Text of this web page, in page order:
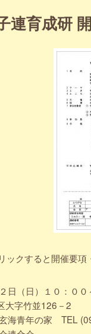
連育成研
ックすると開催要項
日（日）１０：００
大字竹並126－2
年の家 TEL